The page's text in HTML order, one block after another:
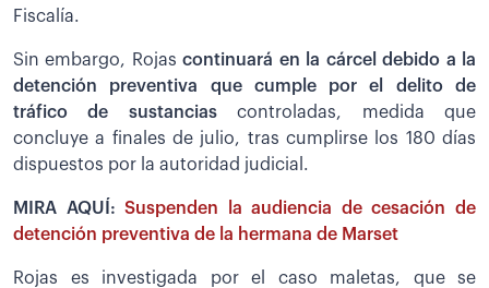
Fiscalía.
Sin embargo, Rojascontinuará en la cárcel debido a la
detención preventiva que cumple por el delito de
tráfico de sustanciascontroladas, medida que
concluye a finales de julio, tras cumplirse los 180 días
dispuestos por la autoridad judicial.
MIRA AQUÍ:Suspenden la audiencia de cesación de
detención preventiva de la hermana de Marset
Rojas es investigada por el caso maletas, que se